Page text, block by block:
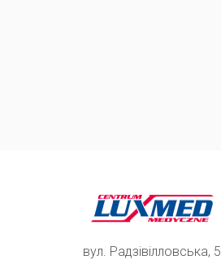
вул. Радзівілловська, 5